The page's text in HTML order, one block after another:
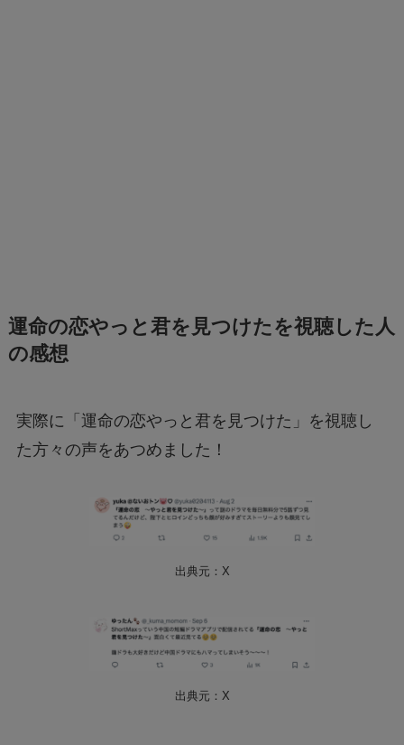
運命の恋やっと君を見つけたを視聴した人
の感想
実際に「運命の恋やっと君を見つけた」を視聴し
た方々の声をあつめました！
出典元：X
出典元：X